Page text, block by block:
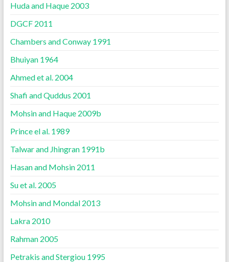
Huda and Haque 2003
DGCF 2011
Chambers and Conway 1991
Bhuiyan 1964
Ahmed et al. 2004
Shafi and Quddus 2001
Mohsin and Haque 2009b
Prince el al. 1989
Talwar and Jhingran 1991b
Hasan and Mohsin 2011
Su et al. 2005
Mohsin and Mondal 2013
Lakra 2010
Rahman 2005
Petrakis and Stergiou 1995